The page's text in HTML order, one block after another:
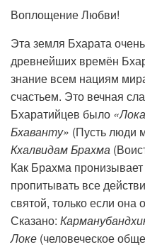
Воплощение Любви!
Эта земля Бхарата
древнейших времён
знание всем нациям
счастьем. Это вечная
Бхаратийцев было
Бхаванту» (Пусть люди
Кхалвидам Брахма
Как Брахма
пропитывать все
святой, только если
Сказано:
Локе (человеческое